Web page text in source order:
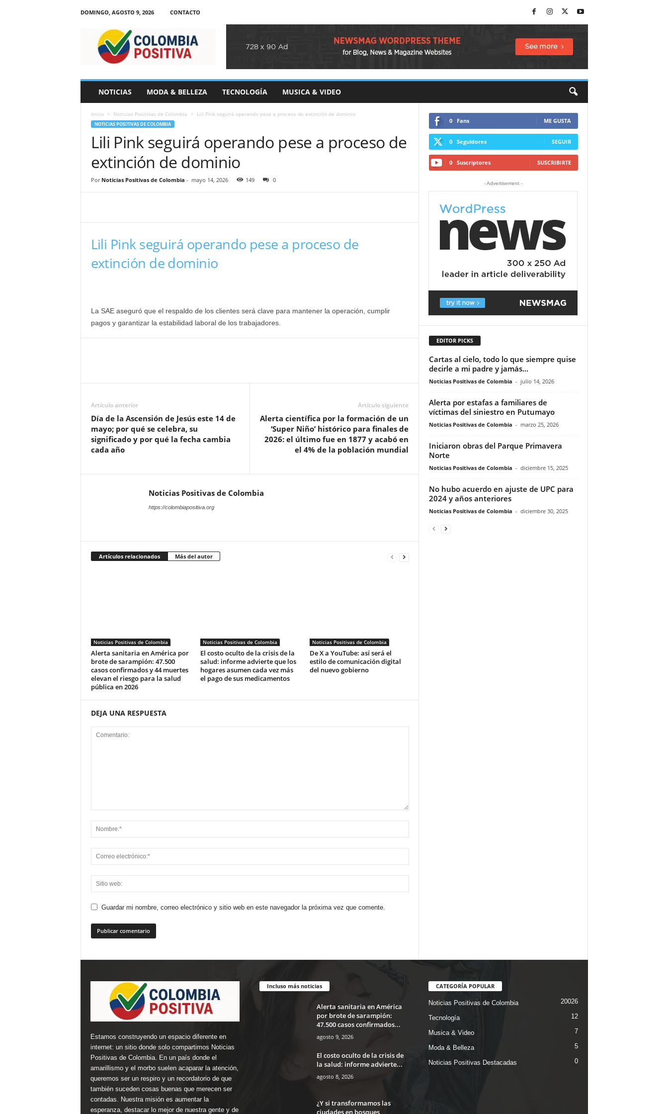
DOMINGO, AGOSTO 9, 2026
CONTACTO
i
NOTICIAS MODA & BELLEZA TECNOLOGÍA MUSICA & VIDEO
Inicio Noticias Positivas de Colombia Lili Pink seguirá operando pese a proceso de extinción de dominio
NOTICIAS POSITIVAS DE COLOMBIA
Lili Pink seguirá operando pese a proceso de
extinción de dominio
Por Noticias Positivas de Colombia - mayo 14, 2026 149 0
Lili Pink seguirá operando pese a proceso de
extinción de dominio
La SAE aseguró que el respaldo de los clientes será clave para mantener la operación, cumplir
pagos y garantizar la estabilidad laboral de los trabajadores.
Artículo anterior
Día de la Ascensión de Jesús este 14 de
mayo; por qué se celebra, su
significado y por qué la fecha cambia
cada año
Artículo siguiente
Alerta científica por la formación de un
‘Super Niño’ histórico para finales de
2026: el último fue en 1877 y acabó en
el 4% de la población mundial
Noticias Positivas de Colombia
https://colombiapositiva.org
Artículos relacionados Más del autor
Noticias Positivas de Colombia
Alerta sanitaria en América por
brote de sarampión: 47.500
casos confirmados y 44 muertes
elevan el riesgo para la salud
pública en 2026
Noticias Positivas de Colombia
El costo oculto de la crisis de la
salud: informe advierte que los
hogares asumen cada vez más
el pago de sus medicamentos
Noticias Positivas de Colombia
De X a YouTube: así será el
estilo de comunicación digital
del nuevo gobierno
DEJA UNA RESPUESTA
Guardar mi nombre, correo electrónico y sitio web en este navegador la próxima vez que comente.
0 Fans ME GUSTA
0 Seguidores SEGUIR
0 Suscriptores SUSCRIBIRTE
- Advertisement -
EDITOR PICKS
Cartas al cielo, todo lo que siempre quise
decirle a mi padre y jamás...
Noticias Positivas de Colombia - julio 14, 2026
Alerta por estafas a familiares de
víctimas del siniestro en Putumayo
Noticias Positivas de Colombia - marzo 25, 2026
Iniciaron obras del Parque Primavera
Norte
Noticias Positivas de Colombia - diciembre 15, 2025
No hubo acuerdo en ajuste de UPC para
2024 y años anteriores
Noticias Positivas de Colombia - diciembre 30, 2025
Estamos construyendo un espacio diferente en
internet: un sitio donde solo compartimos Noticias
Positivas de Colombia. En un país donde el
amarillismo y el morbo suelen acaparar la atención,
queremos ser un respiro y un recordatorio de que
también suceden cosas buenas que merecen ser
contadas. Nuestra misión es aumentar la
esperanza, destacar lo mejor de nuestra gente y de
Incluso más noticias
Alerta sanitaria en América
por brote de sarampión:
47.500 casos confirmados...
agosto 9, 2026
El costo oculto de la crisis de
la salud: informe advierte...
agosto 8, 2026
¿Y si transformamos las
ciudades en bosques
CATEGORÍA POPULAR
Noticias Positivas de Colombia 20026
Tecnología 12
Musica & Video 7
Moda & Belleza 5
Noticias Positivas Destacadas 0